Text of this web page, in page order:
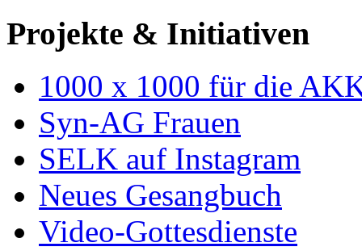
Projekte & Initiativen
1000 x 1000 für die
Syn-AG Frauen
SELK auf Instagram
Neues Gesangbuch
Video-Gottesdienste